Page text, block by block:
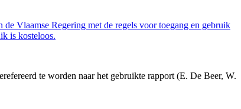
Vlaamse Regering met de regels voor toegang en gebruik
is kosteloos.
te worden naar het gebruikte rapport (E. De Beer, W.